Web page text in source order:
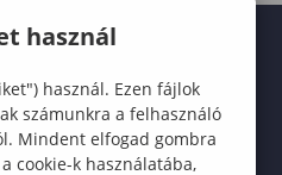
használ
használ. Ezen fájlok
számunkra a felhasználó
Mindent elfogad gombra
cookie-k használatába,